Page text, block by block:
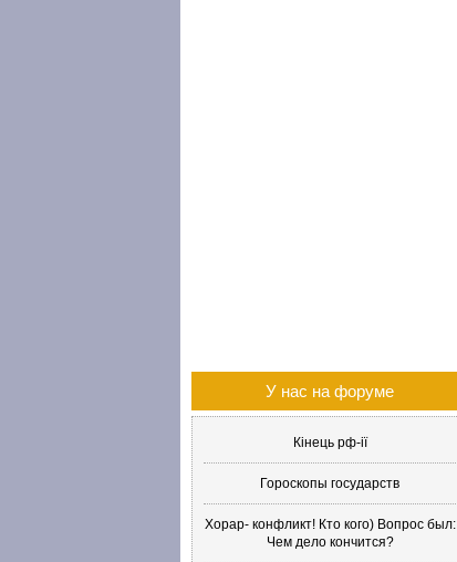
У нас на форуме
Кінець рф-ії
Гороскопы государств
Хорар- конфликт! Кто кого) Вопрос был:
Чем дело кончится?